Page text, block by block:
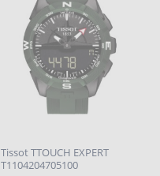
Tissot TTOUCH EXPERT
T1104204705100